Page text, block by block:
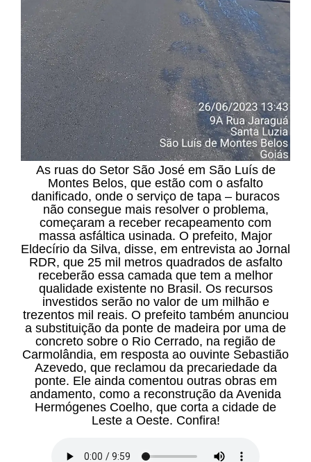
As ruas do Setor São José em São Luís de
Montes Belos, que estão com o asfalto
danificado, onde o serviço de tapa – buracos
não consegue mais resolver o problema,
começaram a receber recapeamento com
massa asfáltica usinada. O prefeito, Major
Eldecírio da Silva, disse, em entrevista ao Jornal
RDR, que 25 mil metros quadrados de asfalto
receberão essa camada que tem a melhor
qualidade existente no Brasil. Os recursos
investidos serão no valor de um milhão e
trezentos mil reais. O prefeito também anunciou
a substituição da ponte de madeira por uma de
concreto sobre o Rio Cerrado, na região de
Carmolândia, em resposta ao ouvinte Sebastião
Azevedo, que reclamou da precariedade da
ponte. Ele ainda comentou outras obras em
andamento, como a reconstrução da Avenida
Hermógenes Coelho, que corta a cidade de
Leste a Oeste. Confira!